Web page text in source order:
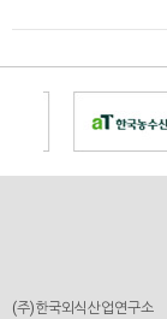
(주)한국외식산업연구소